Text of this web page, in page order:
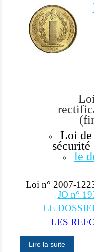
Loi de
sécurité
le
Loi n° 2007-
JO n°
LE
LES
Lire la suite